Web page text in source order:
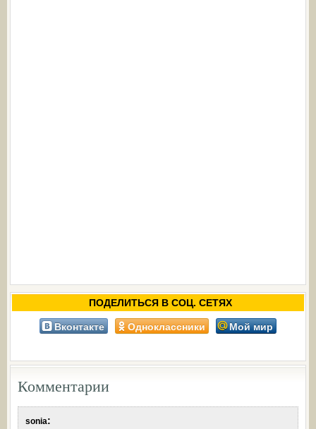
ПОДЕЛИТЬСЯ В СОЦ. СЕТЯХ
Вконтакте Одноклассники Мой мир
Комментарии
sonia: